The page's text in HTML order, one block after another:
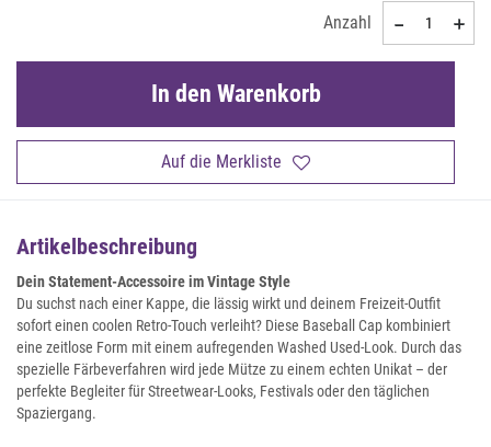
Anzahl
Auf die Merkliste
In den Warenkorb
Artikelbeschreibung
Dein Statement-Accessoire im Vintage Style
Du suchst nach einer Kappe, die lässig wirkt und deinem Freizeit-Outfit
sofort einen coolen Retro-Touch verleiht? Diese Baseball Cap kombiniert
eine zeitlose Form mit einem aufregenden Washed Used-Look. Durch das
spezielle Färbeverfahren wird jede Mütze zu einem echten Unikat – der
perfekte Begleiter für Streetwear-Looks, Festivals oder den täglichen
Spaziergang.